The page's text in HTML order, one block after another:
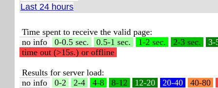
Last 24 hours
Time spent to receive the valid page:
no info
0-0.5 sec. 0.5-1 sec. 1-2 sec. 2-3 sec.
3-
time out (>15s.) or offline
Results for server load:
no info
0-2 2-4 4-8 8-12 12-20 20-40 40-80